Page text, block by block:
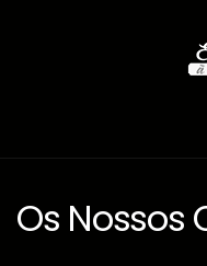
Os Nossos